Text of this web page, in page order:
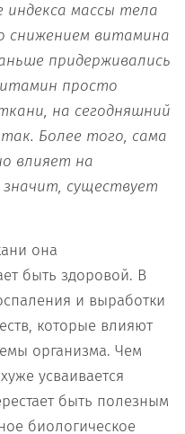
индекса массы тела
снижением витамина
придерживались
просто
на сегодняшний
Более того, сама
влияет на
существует
она
быть здоровой. В
и выработки
которые влияют
организма. Чем
усваивается
быть полезным
биологическое